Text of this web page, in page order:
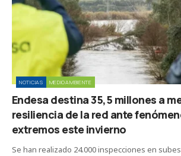
NOTICIAS MEDIOAMBIENTE
Endesa destina 35,5 millones a
resiliencia de la red ante
extremos este invierno
Se han realizado 24.000 inspecciones en